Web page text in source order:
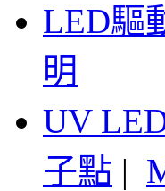
LED驅
明
UV
子點 |